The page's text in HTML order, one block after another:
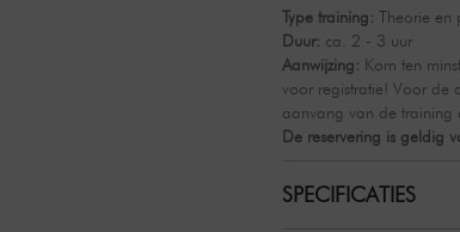
Type training: Theorie en
Duur: ca. 2 - 3 uur
Aanwijzing: Kom ten
voor registratie! Voor de
aanvang van de training
De reservering is geldig
SPECIFICATIES